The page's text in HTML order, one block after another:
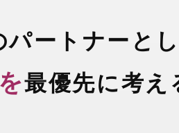
ートナーと
を最優先に考え